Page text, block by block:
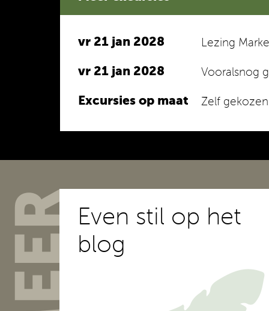
vr 21 jan 2028 Lezing
vr 21 jan 2028 Vooralsnog
Excursies op maat Zelf
Even stil op het
blog